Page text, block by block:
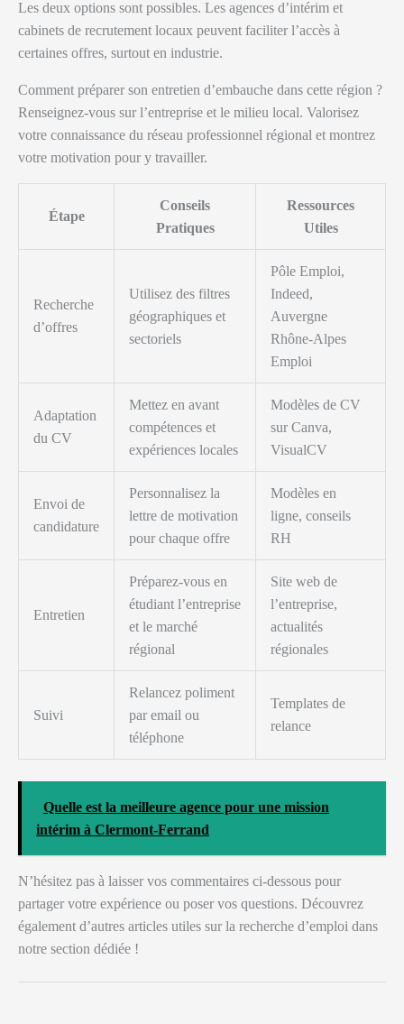
Les deux options sont possibles. Les agences d’intérim et
cabinets de recrutement locaux peuvent faciliter l’accès à
certaines offres, surtout en industrie.
Comment préparer son entretien d’embauche dans cette région ?
Renseignez-vous sur l’entreprise et le milieu local. Valorisez
votre connaissance du réseau professionnel régional et montrez
votre motivation pour y travailler.
Étape
Conseils
Pratiques
Ressources
Utiles
Recherche
d’offres
Utilisez des filtres
géographiques et
sectoriels
Pôle Emploi,
Indeed,
Auvergne
Rhône-Alpes
Emploi
Adaptation
du CV
Mettez en avant
compétences et
expériences locales
Modèles de CV
sur Canva,
VisualCV
Envoi de
candidature
Personnalisez la
lettre de motivation
pour chaque offre
Modèles en
ligne, conseils
RH
Entretien
Préparez-vous en
étudiant l’entreprise
et le marché
régional
Site web de
l’entreprise,
actualités
régionales
Suivi
Relancez poliment
par email ou
téléphone
Templates de
relance
Quelle est la meilleure agence pour une mission
intérim à Clermont-Ferrand
N’hésitez pas à laisser vos commentaires ci-dessous pour
partager votre expérience ou poser vos questions. Découvrez
également d’autres articles utiles sur la recherche d’emploi dans
notre section dédiée !